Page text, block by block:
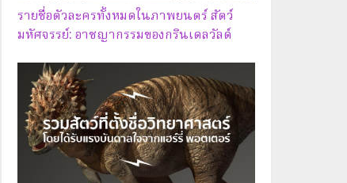
รายชื่อตัวละครทั้งหมดในภาพยนตร์ สัตว์
มหัศจรรย์: อาชญากรรมของกรินเดลวัลด์